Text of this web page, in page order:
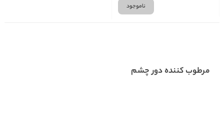
ناموجود
مرطوب کننده دور چشم